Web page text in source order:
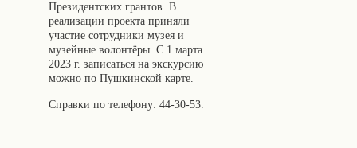
Президентских грантов. В
реализации проекта приняли
участие сотрудники музея и
музейные волонтёры. С 1 марта
2023 г. записаться на экскурсию
можно по Пушкинской карте.
Справки по телефону: 44-30-53.